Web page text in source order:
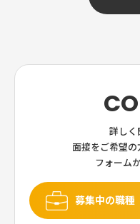
詳しく
面接をご希望の
フォーム
募集中の職種